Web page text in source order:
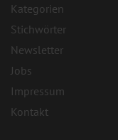
Kategorien
Stichwörter
Newsletter
Jobs
Impressum
Kontakt